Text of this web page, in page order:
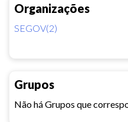
Organizações
SEGOV(2)
Grupos
Não há Grupos que